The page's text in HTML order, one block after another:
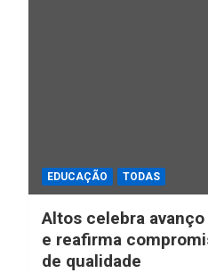
EDUCAÇÃO TODAS
Altos celebra
e reafirma
de qualidade